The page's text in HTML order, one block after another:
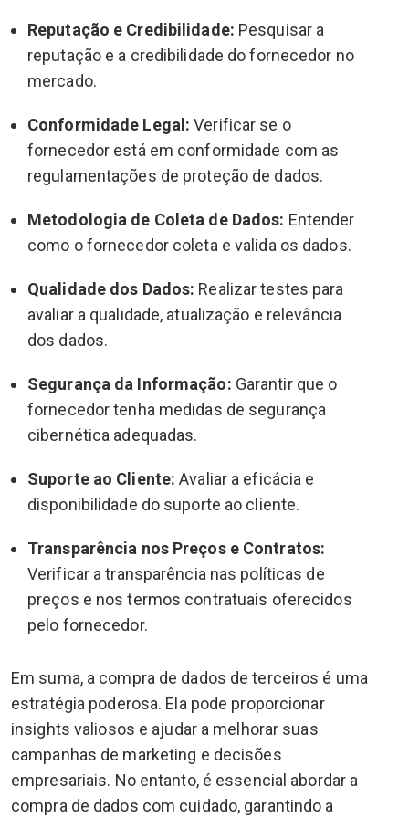
Reputação e Credibilidade: Pesquisar a
reputação e a credibilidade do fornecedor no
mercado.
Conformidade Legal: Verificar se o
fornecedor está em conformidade com as
regulamentações de proteção de dados.
Metodologia de Coleta de Dados: Entender
como o fornecedor coleta e valida os dados.
Qualidade dos Dados: Realizar testes para
avaliar a qualidade, atualização e relevância
dos dados.
Segurança da Informação: Garantir que o
fornecedor tenha medidas de segurança
cibernética adequadas.
Suporte ao Cliente: Avaliar a eficácia e
disponibilidade do suporte ao cliente.
Transparência nos Preços e Contratos:
Verificar a transparência nas políticas de
preços e nos termos contratuais oferecidos
pelo fornecedor.
Em suma, a compra de dados de terceiros é uma
estratégia poderosa. Ela pode proporcionar
insights valiosos e ajudar a melhorar suas
campanhas de marketing e decisões
empresariais. No entanto, é essencial abordar a
compra de dados com cuidado, garantindo a